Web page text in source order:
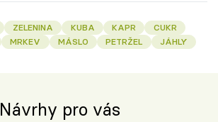
ZELENINA KUBA KAPR
CUKR
MRKEV MÁSLO PETRŽEL JÁHLY
Návrhy pro vás